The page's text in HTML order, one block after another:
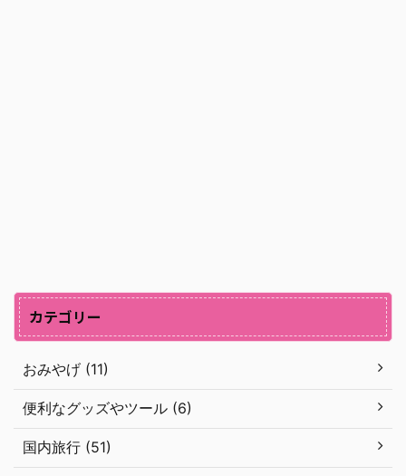
カテゴリー
おみやげ (11)
便利なグッズやツール (6)
国内旅行 (51)